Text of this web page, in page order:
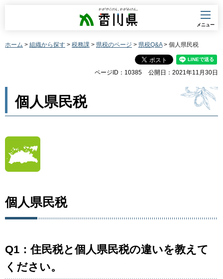
香川県
メニュー
ホーム > 組織から探す > 税務課 > 県税のページ > 県税Q&A> 個人県民税
ページID：10385 公開日：2021年11月30日
個人県民税
個人県民税
Q1：住民税と個人県民税の違いを教えて
ください。